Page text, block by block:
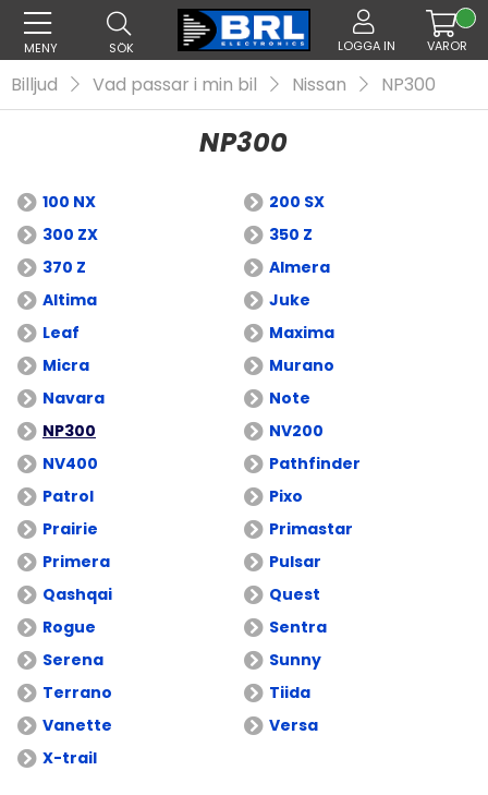
MENY SÖK LOGGA IN VAROR
Billjud Vad passar i min bil Nissan NP300
NP300
100 NX
200 SX
300 ZX
350 Z
370 Z
Almera
Altima
Juke
Leaf
Maxima
Micra
Murano
Navara
Note
NP300
NV200
NV400
Pathfinder
Patrol
Pixo
Prairie
Primastar
Primera
Pulsar
Qashqai
Quest
Rogue
Sentra
Serena
Sunny
Terrano
Tiida
Vanette
Versa
X-trail